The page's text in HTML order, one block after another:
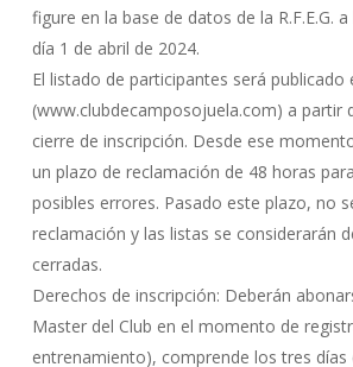
figure en la base de datos de la R.F.E.G.
día 1 de abril de 2024.
El listado de participantes será publicado
(www.clubdecamposojuela.com) a partir
cierre de inscripción. Desde ese
un plazo de reclamación de 48 horas
posibles errores. Pasado este plazo, no
reclamación y las listas se considerarán
cerradas.
Derechos de inscripción: Deberán
Master del Club en el momento de
entrenamiento), comprende los tres